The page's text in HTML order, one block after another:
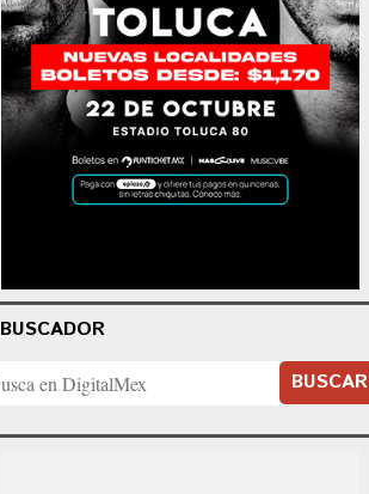
BUSCADOR
BUSCAR